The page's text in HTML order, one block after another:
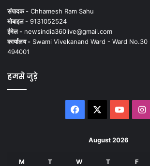
संपादक - Chhamesh Ram Sahu
मोबाइल - 9131052524
ईमेल - newsindia360live@gmail.com
कार्यालय - Swami Vivekanand Ward - Ward
494001
हमसे जुड़े
Facebook
August 2026
M T W T F